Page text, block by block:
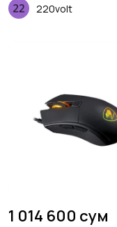
220volt
1 014 600 сум